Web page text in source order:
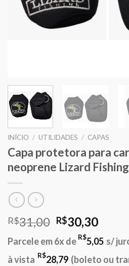
INÍCIO / UTILIDADES / CAPAS
Capa protetora para
neoprene Lizard
R$31,00 O
preço
original
era:
R$30,30O
atual
é:
Parcele em 6x de R$5,05 s/
à vista R$28,79 (boleto ou